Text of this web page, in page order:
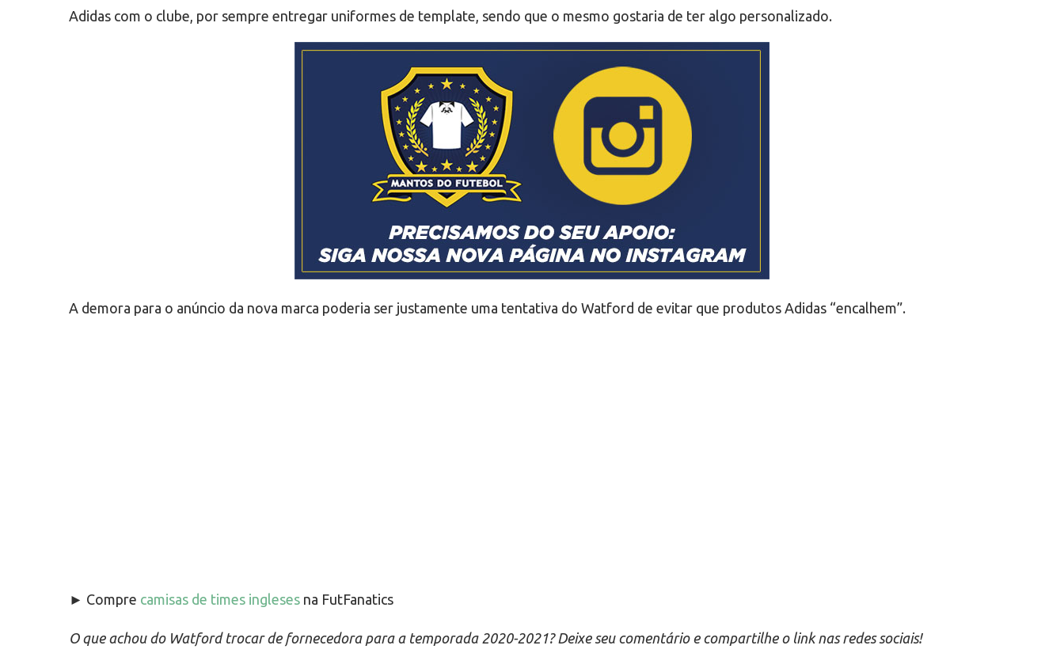
Adidas com o clube, por sempre entregar uniformes de template, sendo que o mesmo gostaria de ter algo personalizado.
A demora para o anúncio da nova marca poderia ser justamente uma tentativa do Watford de evitar que produtos Adidas “encalhem”.
► Compre camisas de times ingleses na FutFanatics
O que achou do Watford trocar de fornecedora para a temporada 2020-2021? Deixe seu comentário e compartilhe o link nas redes sociais!